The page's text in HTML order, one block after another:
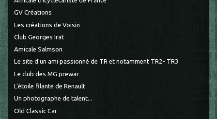
GV Créations
Les créations de Voisin
Club Georges Irat
Amicale Salmson
Le site d'un ami passionné de TR et notamment TR2- TR3
Le club des MG prewar
L'étoile filante de Renault
Un photographe de talent...
Old Classic Car